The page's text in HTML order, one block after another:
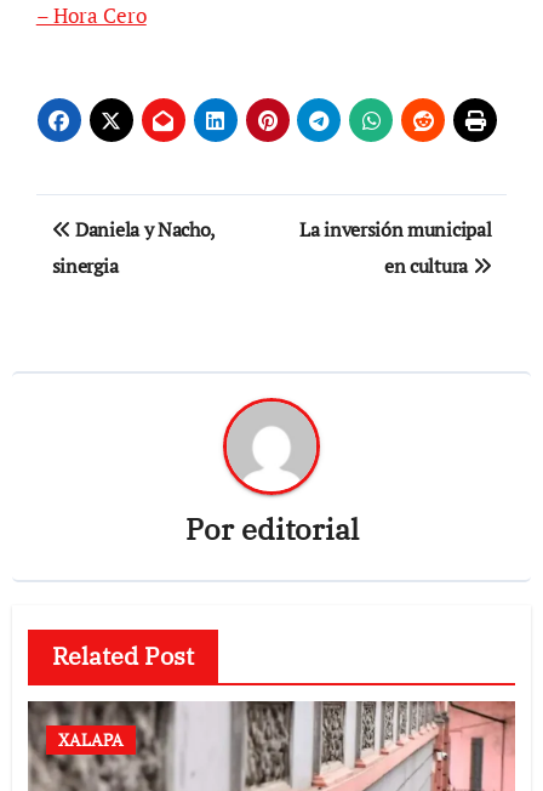
– Hora Cero
Navegación
de
Daniela y Nacho,
sinergia
La inversión municipal
en cultura
Poreditorial
Related Post
XALAPA